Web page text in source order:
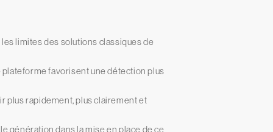
limites des solutions classiques de
favorisent une détection plus
plus rapidement, plus clairement et
génération dans la mise en place de ce